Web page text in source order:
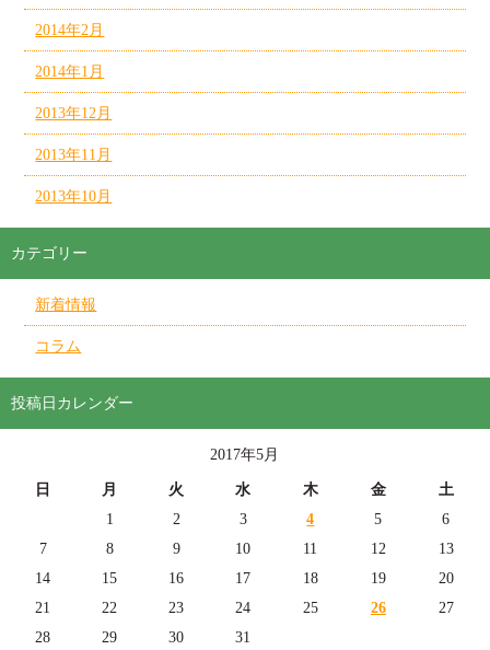
2014年2月
2014年1月
2013年12月
2013年11月
2013年10月
カテゴリー
新着情報
コラム
投稿日カレンダー
2017年5月
日 月 火 水 木 金
土
1
2 3 4 5
6
7
8 9 10 11 12
13
14
15 16 17 18 19
20
21
22 23 24 25 26
27
28
29 30 31